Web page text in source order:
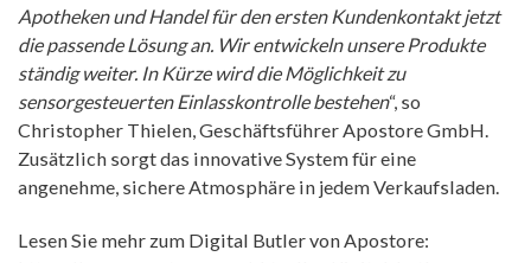
Apotheken und Handel für den ersten Kundenkontakt jetzt
die passende Lösung an. Wir entwickeln unsere Produkte
ständig weiter. In Kürze wird die Möglichkeit zu
sensorgesteuerten Einlasskontrolle bestehen“, so
Christopher Thielen, Geschäftsführer Apostore GmbH.
Zusätzlich sorgt das innovative System für eine
angenehme, sichere Atmosphäre in jedem Verkaufsladen.
Lesen Sie mehr zum Digital Butler von Apostore: